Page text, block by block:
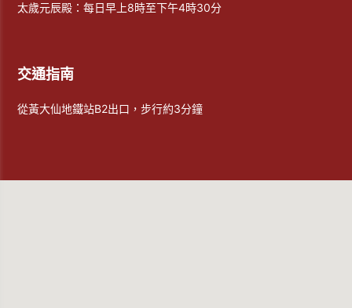
太歲元辰殿：每日早上8時至下午4時30分
交通指南
從黃大仙地鐵站B2出口，步行約3分鐘